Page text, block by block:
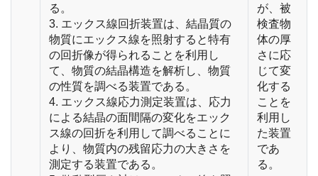
る。
3. エックス線回折装置は、結晶質の
物質にエックス線を照射すると特有
の回折像が得られることを利用し
て、物質の結晶構造を解析し、物質
の性質を調べる装置である。
4. エックス線応力測定装置は、応力
による結晶の面間隔の変化をエック
ス線の回折を利用して調べることに
より、物質内の残留応力の大きさを
測定する装置である。
が、被
検査物
体の厚
さに応
じて変
化する
ことを
利用し
た装置
であ
る。